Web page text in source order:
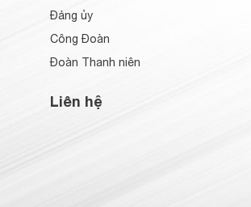
Đảng ủy
Công Đoàn
Đoàn Thanh niên
Liên hệ